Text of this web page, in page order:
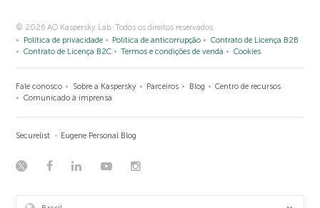
© 2026 AO Kaspersky Lab. Todos os direitos reservados.
Política de privacidade
Política de anticorrupção
Contrato de Licença B2B
Contrato de Licença B2C
Termos e condições de venda Cookies
Fale conosco Sobre a Kaspersky Parceiros Blog
Centro de recursos
Comunicado à imprensa
Securelist Eugene Personal Blog